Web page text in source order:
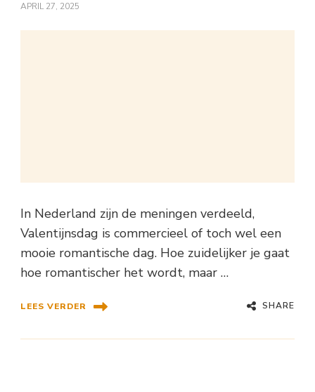
APRIL 27, 2025
In Nederland zijn de meningen verdeeld,
Valentijnsdag is commercieel of toch wel een
mooie romantische dag. Hoe zuidelijker je gaat
hoe romantischer het wordt, maar …
LEES VERDER SHARE